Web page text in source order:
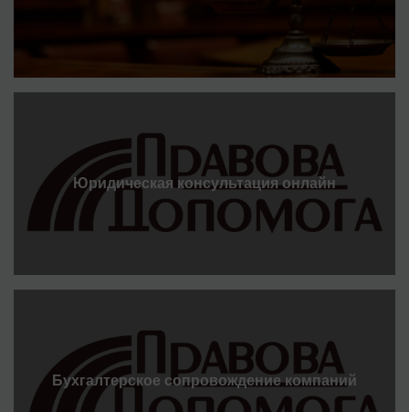
Юридическая консультация онлайн
Бухгалтерское сопровождение компаний